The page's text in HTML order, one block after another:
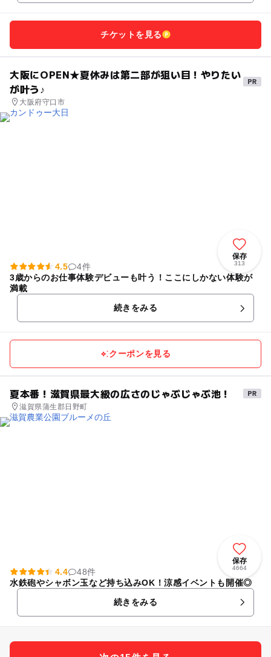
チケットを見る
大阪にOPEN★夏休みは第二部が狙い目！やりたい
が叶う♪
大阪府守口市
保存
313
4.5
4件
3歳からのお仕事体験デビューも叶う！ここにしかない体験が
満載
続きをみる
クーポンを見る
夏本番！滋賀県最大級の広さのじゃぶじゃぶ池！
滋賀県蒲生郡日野町
保存
4664
4.4
48件
水鉄砲やシャボン玉など持ち込みOK！涼感イベントも開催◎
続きをみる